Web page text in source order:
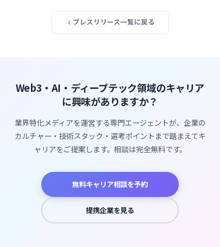
プレスリリース一覧に戻る
Web3・AI・ディープテック領域のキャリア
に興味がありますか？
業界特化メディアを運営する専門エージェントが、企業の
カルチャー・技術スタック・選考ポイントまで踏まえてキ
ャリアをご提案します。相談は完全無料です。
無料キャリア相談を予約
提携企業を見る